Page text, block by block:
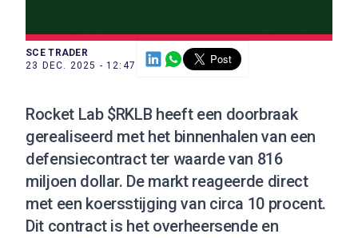
SCE TRADER
23 DEC. 2025 - 12:47
Rocket Lab $RKLB heeft een doorbraak
gerealiseerd met het binnenhalen van een
defensiecontract ter waarde van 816
miljoen dollar. De markt reageerde direct
met een koersstijging van circa 10 procent.
Dit contract is het overheersende en